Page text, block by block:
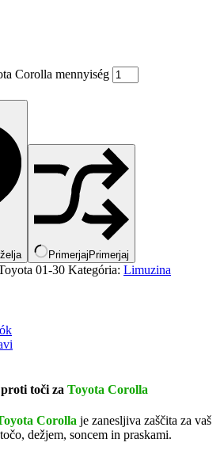
Corolla mennyiség
Primerjaj Primerjaj
01-30 Kategória: Limuzina
toči za Toyota Corolla
Corolla je zanesljiva zaščita za vaš
dežjem, soncem in praskami.